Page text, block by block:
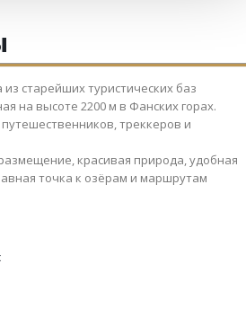
старейших туристических баз
на высоте 2200 м в Фанских горах.
треккеров и
красивая природа, удобная
точка к озёрам и маршрутам